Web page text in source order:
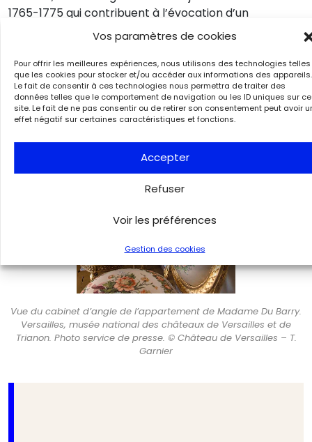
Vos paramètres de cookies
Pour offrir les meilleures expériences, nous utilisons des technologies telles
que les cookies pour stocker et/ou accéder aux informations des appareils.
Le fait de consentir à ces technologies nous permettra de traiter des
données telles que le comportement de navigation ou les ID uniques sur ce
site. Le fait de ne pas consentir ou de retirer son consentement peut avoir
effet négatif sur certaines caractéristiques et fonctions.
Accepter
Refuser
Voir les préférences
Gestion des cookies
1765-1775 qui contribuent à l’évocation d’un
environnement quotidien d’exception.
Vue du cabinet d’angle de l’appartement de Madame Du Barry.
Versailles, musée national des châteaux de Versailles et de
Trianon. Photo service de presse. © Château de Versailles – T.
Garnier